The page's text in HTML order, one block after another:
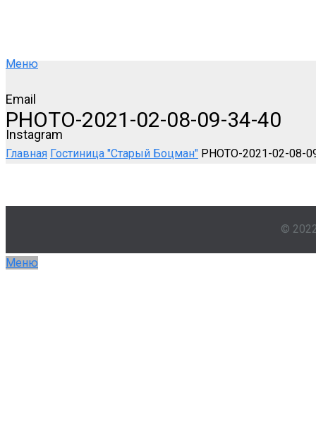
Меню
Email
Instagram
PHOTO-2021-02-08-09-34-40
Главная Гостиница "Старый Боцман" PHOTO-2021-02-08-
©
Меню